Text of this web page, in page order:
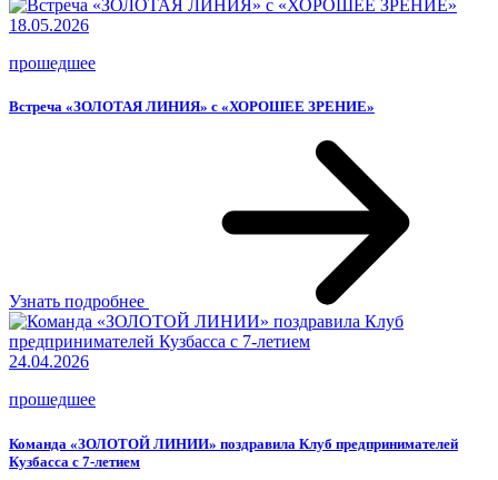
18.05.2026
прошедшее
Встреча «ЗОЛОТАЯ ЛИНИЯ» с «ХОРОШЕЕ ЗРЕНИЕ»
Узнать подробнее
24.04.2026
прошедшее
Команда «ЗОЛОТОЙ ЛИНИИ» поздравила Клуб предпринимателей
Кузбасса с 7-летием